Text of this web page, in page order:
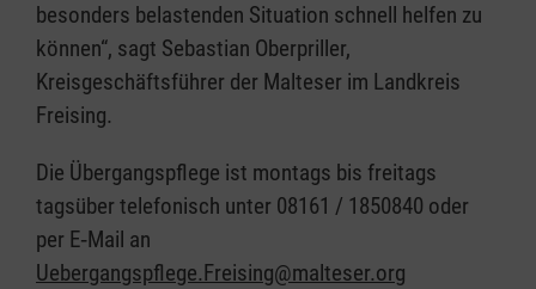
besonders belastenden Situation schnell helfen zu
können“, sagt Sebastian Oberpriller,
Kreisgeschäftsführer der Malteser im Landkreis
Freising.
Die Übergangspflege ist montags bis freitags
tagsüber telefonisch unter 08161 / 1850840 oder
per E‑Mail an
Uebergangspflege.Freising@malteser.org